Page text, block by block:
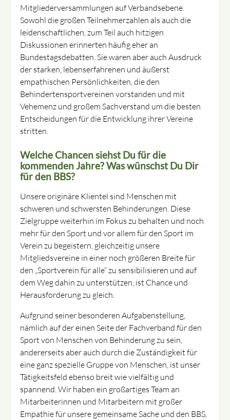
Mitgliederversammlungen auf Verbandsebene.
Sowohl die großen Teilnehmerzahlen als auch die
leidenschaftlichen, zum Teil auch hitzigen
Diskussionen erinnerten häufig eher an
Bundestagsdebatten. Sie waren aber auch Ausdruck
der starken, lebenserfahrenen und äußerst
empathischen Persönlichkeiten, die den
Behindertensportvereinen vorstanden und mit
Vehemenz und großem Sachverstand um die besten
Entscheidungen für die Entwicklung ihrer Vereine
stritten.
Welche Chancen siehst Du für die
kommenden Jahre? Was wünschst Du Dir
für den BBS?
Unsere originäre Klientel sind Menschen mit
schweren und schwersten Behinderungen. Diese
Zielgruppe weiterhin im Fokus zu behalten und noch
mehr für den Sport und vor allem für den Sport im
Verein zu begeistern, gleichzeitig unsere
Mitgliedsvereine in einer noch größeren Breite für
den „Sportverein für alle“ zu sensibilisieren und auf
dem Weg dahin zu unterstützen, ist Chance und
Herausforderung zu gleich.
Aufgrund seiner besonderen Aufgabenstellung,
nämlich auf der einen Seite der Fachverband für den
Sport von Menschen von Behinderung zu sein,
andererseits aber auch durch die Zuständigkeit für
eine ganz spezielle Gruppe von Menschen, ist unser
Tätigkeitsfeld ebenso breit wie vielfältig und
spannend. Wir haben ein großartiges Team an
Mitarbeiterinnen und Mitarbeitern mit großer
Empathie für unsere gemeinsame Sache und den BBS,